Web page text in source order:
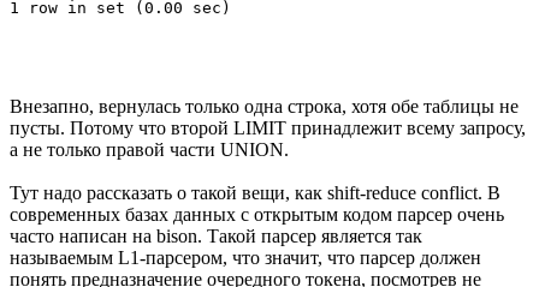
Внезапно, вернулась только одна строка, хотя обе таблицы не
пусты. Потому что второй LIMIT принадлежит всему запросу,
а не только правой части UNION.
Тут надо рассказать о такой вещи, как shift-reduce conflict. В
современных базах данных с открытым кодом парсер очень
часто написан на bison. Такой парсер является так
называемым L1-парсером, что значит, что парсер должен
понять предназначение очередного токена, посмотрев не